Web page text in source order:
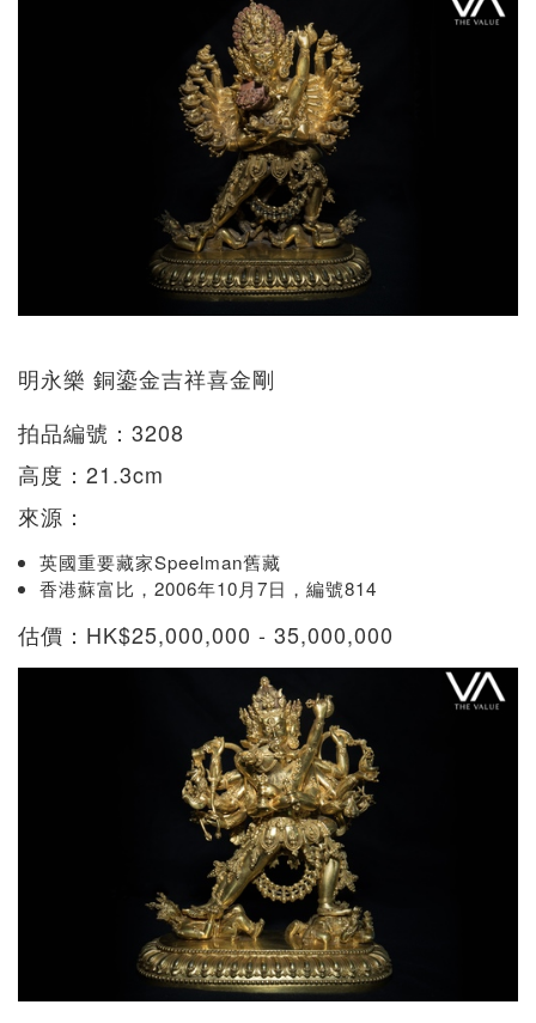
明永樂 銅鎏金吉祥喜金剛
拍品編號：3208
高度：21.3cm
來源：
英國重要藏家Speelman舊藏
香港蘇富比，2006年10月7日，編號814
估價：HK$25,000,000 - 35,000,000